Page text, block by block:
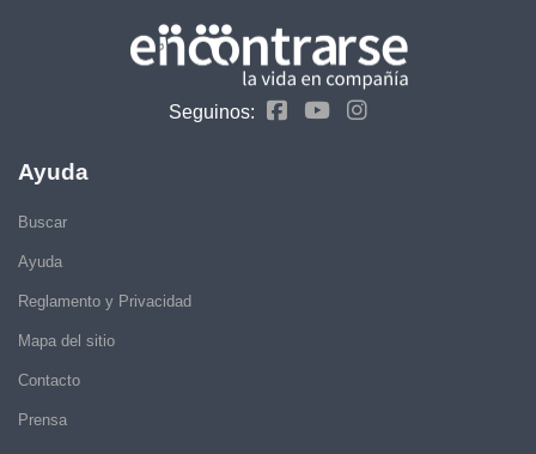
Seguinos:
Ayuda
Buscar
Ayuda
Reglamento y Privacidad
Mapa del sitio
Contacto
Prensa